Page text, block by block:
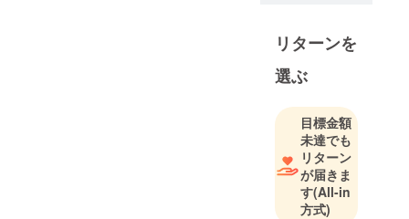
リターンを
選ぶ
目標金額
未達でも
リターン
が届きま
す(All-in
方式)